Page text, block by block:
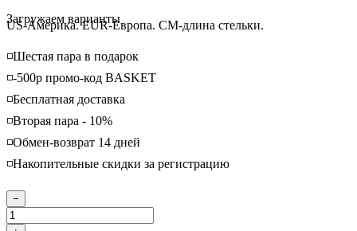
Loading...
Загружаем варианты
US-Америка. EUR-Европа. CM-длина стельки.
◽️Шестая пара в подарок
◽️-500р промо-код BASKET
◽️Бесплатная доставка
◽️Вторая пара - 10%
◽️Обмен-возврат 14 дней
◽️Накопительные скидки за регистрацию
−